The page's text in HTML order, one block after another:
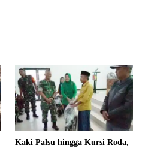
Kaki Palsu hingga Kursi Roda,